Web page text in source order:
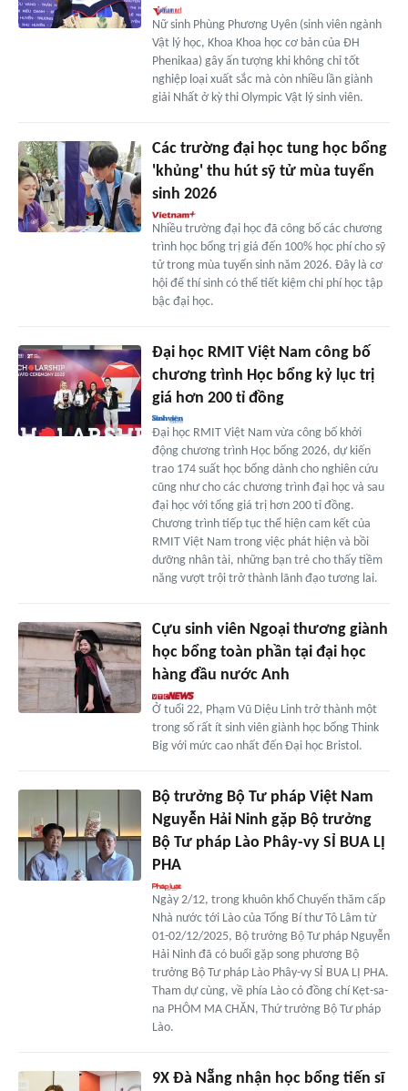
Nữ sinh Phùng Phương Uyên (sinh viên ngành
Vật lý học, Khoa Khoa học cơ bản của ĐH
Phenikaa) gây ấn tượng khi không chỉ tốt
nghiệp loại xuất sắc mà còn nhiều lần giành
giải Nhất ở kỳ thi Olympic Vật lý sinh viên.
Các trường đại học tung học bổng
'khủng' thu hút sỹ tử mùa tuyển
sinh 2026
Nhiều trường đại học đã công bố các chương
trình học bổng trị giá đến 100% học phí cho sỹ
tử trong mùa tuyển sinh năm 2026. Đây là cơ
hội để thí sinh có thể tiết kiệm chi phí học tập
bậc đại học.
Đại học RMIT Việt Nam công bố
chương trình Học bổng kỷ lục trị
giá hơn 200 tỉ đồng
Đại học RMIT Việt Nam vừa công bố khởi
động chương trình Học bổng 2026, dự kiến
trao 174 suất học bổng dành cho nghiên cứu
cũng như cho các chương trình đại học và sau
đại học với tổng giá trị hơn 200 tỉ đồng.
Chương trình tiếp tục thể hiện cam kết của
RMIT Việt Nam trong việc phát hiện và bồi
dưỡng nhân tài, những bạn trẻ cho thấy tiềm
năng vượt trội trở thành lãnh đạo tương lai.
Cựu sinh viên Ngoại thương giành
học bổng toàn phần tại đại học
hàng đầu nước Anh
Ở tuổi 22, Phạm Vũ Diệu Linh trở thành một
trong số rất ít sinh viên giành học bổng Think
Big với mức cao nhất đến Đại học Bristol.
Bộ trưởng Bộ Tư pháp Việt Nam
Nguyễn Hải Ninh gặp Bộ trưởng
Bộ Tư pháp Lào Phây-vy SỈ BUA LỊ
PHA
Ngày 2/12, trong khuôn khổ Chuyến thăm cấp
Nhà nước tới Lào của Tổng Bí thư Tô Lâm từ
01-02/12/2025, Bộ trưởng Bộ Tư pháp Nguyễn
Hải Ninh đã có buổi gặp song phương Bộ
trưởng Bộ Tư pháp Lào Phây-vy SỈ BUA LỊ PHA.
Tham dự cùng, về phía Lào có đồng chí Kẹt-sa-
na PHÔM MA CHĂN, Thứ trưởng Bộ Tư pháp
Lào.
9X Đà Nẵng nhận học bổng tiến sĩ